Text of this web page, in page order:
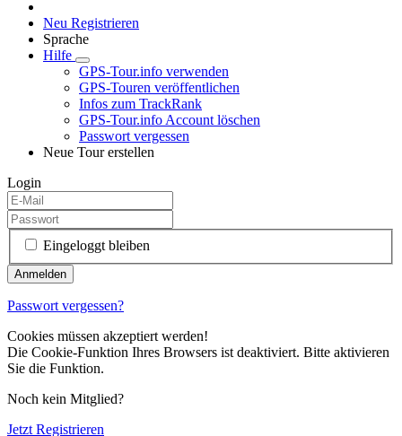
Neu Registrieren
Sprache
Hilfe
GPS-Tour.info verwenden
GPS-Touren veröffentlichen
Infos zum TrackRank
GPS-Tour.info Account löschen
Passwort vergessen
Neue Tour erstellen
Login
Eingeloggt bleiben
Passwort vergessen?
Cookies müssen akzeptiert werden!
Die Cookie-Funktion Ihres Browsers ist deaktiviert. Bitte aktivieren
Sie die Funktion.
Noch kein Mitglied?
Jetzt Registrieren